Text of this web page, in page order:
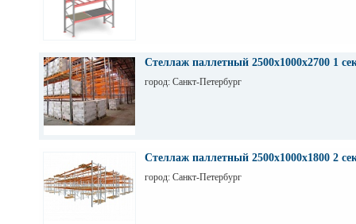
Стеллаж паллетный 2500х1000х2700 1
город: Санкт-Петербург
Стеллаж паллетный 2500х1000х1800 2
город: Санкт-Петербург